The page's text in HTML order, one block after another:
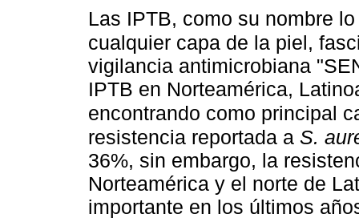
Las IPTB, como su nombre
cualquier capa de la piel,
vigilancia antimicrobiana
IPTB en Norteamérica,
encontrando como principal
resistencia reportada a S.
36%, sin embargo, la
Norteamérica y el norte de
importante en los últimos